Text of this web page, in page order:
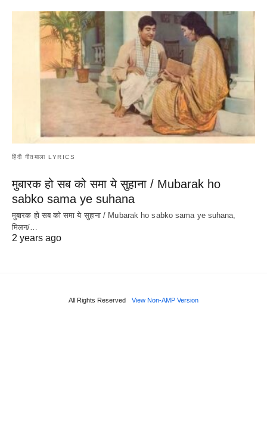
हिंदी गीतमाला LYRICS
मुबारक हो सब को समा ये सुहाना / Mubarak ho
sabko sama ye suhana
मुबारक हो सब को समा ये सुहाना / Mubarak ho sabko sama ye suhana,
मिलन/…
2 years ago
All Rights Reserved View Non-AMP Version